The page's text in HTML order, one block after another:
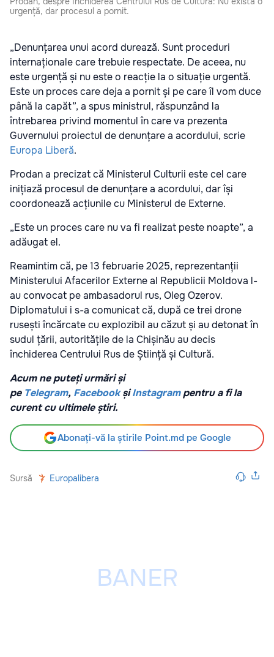
urgență, dar procesul a pornit.
„Denunțarea unui acord durează. Sunt proceduri
internaționale care trebuie respectate. De aceea, nu
este urgență și nu este o reacție la o situație urgentă.
Este un proces care deja a pornit și pe care îl vom duce
până la capăt”, a spus ministrul, răspunzând la
întrebarea privind momentul în care va prezenta
Guvernului proiectul de denunțare a acordului, scrie
Europa Liberă.
Prodan a precizat că Ministerul Culturii este cel care
inițiază procesul de denunțare a acordului, dar își
coordonează acțiunile cu Ministerul de Externe.
„Este un proces care nu va fi realizat peste noapte”, a
adăugat el.
Reamintim că, pe 13 februarie 2025, reprezentanții
Ministerului Afacerilor Externe al Republicii Moldova l-
au convocat pe ambasadorul rus, Oleg Ozerov.
Diplomatului i s-a comunicat că, după ce trei drone
rusești încărcate cu explozibil au căzut și au detonat în
sudul țării, autoritățile de la Chișinău au decis
închiderea Centrului Rus de Știință și Cultură.
Acum ne puteți urmări și
pe Telegram, Facebook șiInstagrampentru a fi la
curent cu ultimele știri.
Abonați-vă la știrile Point.md pe Google
Sursă Europalibera